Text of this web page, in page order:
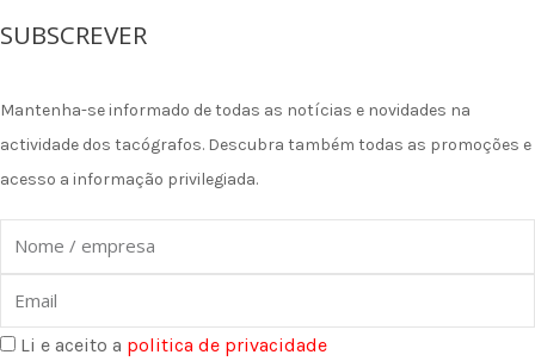
a
c
e
b
o
o
n
s
t
a
g
r
n
k
e
d
i
SUBSCREVER
Mantenha-se informado de todas as notícias e novidades na
actividade dos tacógrafos. Descubra também todas as promoções e
acesso a informação privilegiada.
Nome
Li e aceito a politica de privacidade